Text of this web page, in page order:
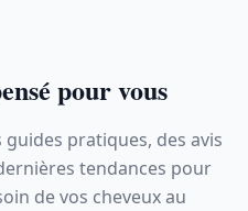
pour vous
pratiques, des avis
tendances pour
de vos cheveux au